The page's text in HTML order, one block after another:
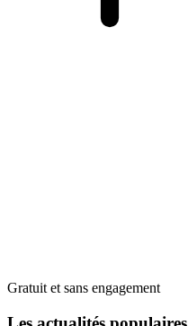
Gratuit et sans engagement